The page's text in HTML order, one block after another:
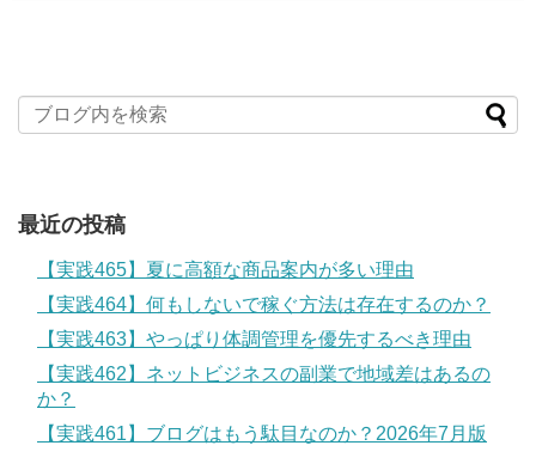
最近の投稿
【実践465】夏に高額な商品案内が多い理由
【実践464】何もしないで稼ぐ方法は存在するのか？
【実践463】やっぱり体調管理を優先するべき理由
【実践462】ネットビジネスの副業で地域差はあるの
か？
【実践461】ブログはもう駄目なのか？2026年7月版